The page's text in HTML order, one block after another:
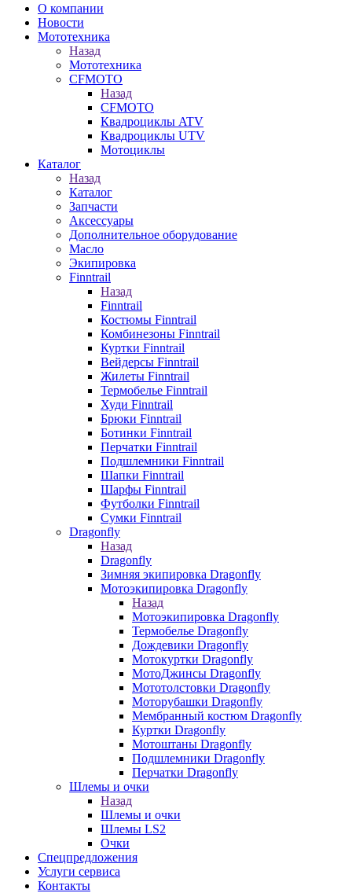
О компании
Новости
Мототехника
Назад
Мототехника
CFMOTO
Назад
CFMOTO
Квадроциклы ATV
Квадроциклы UTV
Мотоциклы
Каталог
Назад
Каталог
Запчасти
Аксессуары
Дополнительное оборудование
Масло
Экипировка
Finntrail
Назад
Finntrail
Костюмы Finntrail
Комбинезоны Finntrail
Куртки Finntrail
Вейдерсы Finntrail
Жилеты Finntrail
Термобелье Finntrail
Худи Finntrail
Брюки Finntrail
Ботинки Finntrail
Перчатки Finntrail
Подшлемники Finntrail
Шапки Finntrail
Шарфы Finntrail
Футболки Finntrail
Сумки Finntrail
Dragonfly
Назад
Dragonfly
Зимняя экипировка Dragonfly
Мотоэкипировка Dragonfly
Назад
Мотоэкипировка Dragonfly
Термобелье Dragonfly
Дождевики Dragonfly
Мотокуртки Dragonfly
МотоДжинсы Dragonfly
Мототолстовки Dragonfly
Моторубашки Dragonfly
Мембранный костюм Dragonfly
Куртки Dragonfly
Мотоштаны Dragonfly
Подшлемники Dragonfly
Перчатки Dragonfly
Шлемы и очки
Назад
Шлемы и очки
Шлемы LS2
Очки
Спецпредложения
Услуги сервиса
Контакты